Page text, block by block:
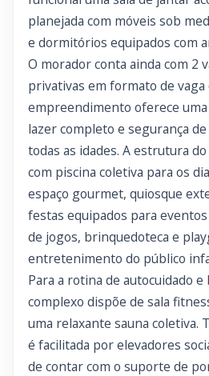
planejada com móveis sob
e dormitórios equipados com
O morador conta ainda com 2
privativas em formato de vaga
empreendimento oferece
lazer completo e segurança
todas as idades. A estrutura
com piscina coletiva para os
espaço gourmet, quiosque
festas equipados para eventos
de jogos, brinquedoteca e
entretenimento do público
Para a rotina de autocuidado
complexo dispõe de sala
uma relaxante sauna coletiva.
é facilitada por elevadores
de contar com o suporte de